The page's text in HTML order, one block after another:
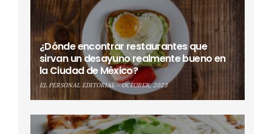
¿Dónde encontrar restaurantes que
sirvan un desayuno realmente bueno en
la Ciudad de México?
EL PERSONAL EDITORIAL OCTOBER, 2023